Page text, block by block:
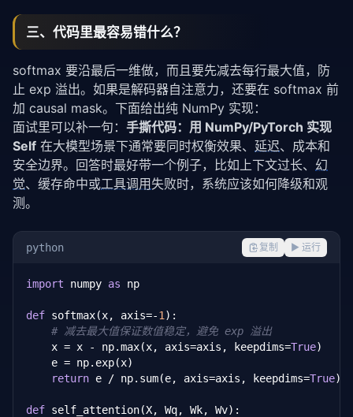
三、代码里最容易错什么？
softmax 要沿最后一维做，而且要先减去每行最大值，防
止 exp 溢出。如果是解码器自注意力，还要在 softmax 前
加 causal mask。下面给出纯 NumPy 实现：
面试里可以补一句： 手撕代码：用 NumPy/PyTorch 实现
Self 在大模型场景下通常要同时权衡效果、 延迟、成本和
安全边界。回答时最好带一个例子，比如上下文过长、 幻
觉、缓存命中或工具调用失败时，系统应该如何降级和观
测。
python 复制 ▶ 运行
import numpy as np
def softmax(x, axis=-1 ):
# 减去最大值保证数值稳定，避免 exp 溢出
    x = x - np.max(x, axis=axis, keepdims=
True)
    e = np.exp(x)
return e / np.sum(e, axis=axis, keepdims=True)
def self_attention(X, Wq, Wk, Wv):